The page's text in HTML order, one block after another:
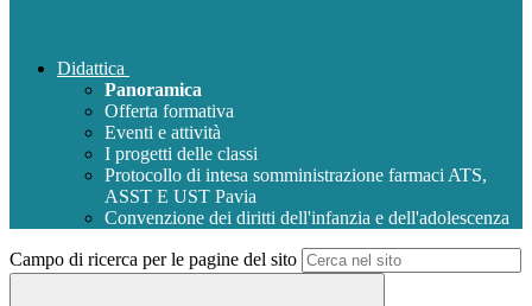
Didattica
Panoramica
Offerta formativa
Eventi e attività
I progetti delle classi
Protocollo di intesa somministrazione farmaci ATS,
ASST E UST Pavia
Convenzione dei diritti dell'infanzia e dell'adolescenza
Campo di ricerca per le pagine del sito